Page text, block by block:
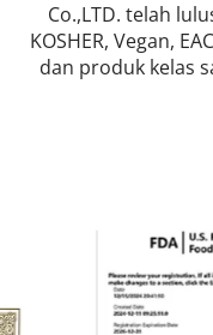
Co.,LTD. telah
KOSHER, Vegan,
dan produk kelas